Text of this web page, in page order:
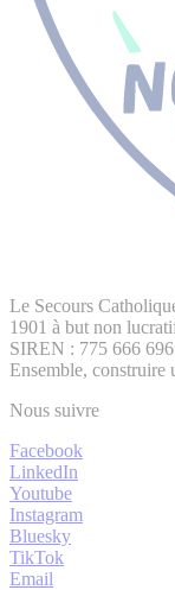
Le Secours
1901 à but non
SIREN : 775 666 696
Ensemble, construire
Nous suivre
Facebook
LinkedIn
Youtube
Instagram
Bluesky
TikTok
Email